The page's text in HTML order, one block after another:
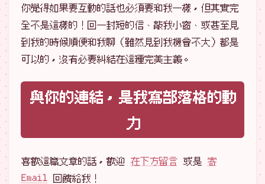
你覺得如果要互動的話也必須要和我一樣，但其實完
全不是這樣的！回一封短的信、敲我小窗、或甚至見
到我的時候順便和我聊（雖然見到我機會不大）都是
可以的，沒有必要糾結在這種完美主義。
與你的連結，是我寫部落格的動
力
喜歡這篇文章的話，歡迎 在下方留言 或是 寄
Email 回饋給我！